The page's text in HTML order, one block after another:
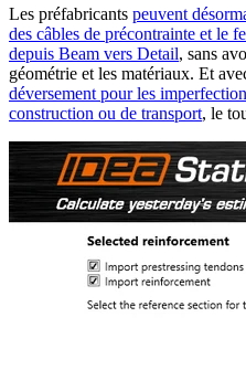
Les préfabricants peuvent
des câbles de précontrainte et le
depuis Beam vers Detail, sans
géométrie et les matériaux. Et
déversement pour les
construction ou de transport, le